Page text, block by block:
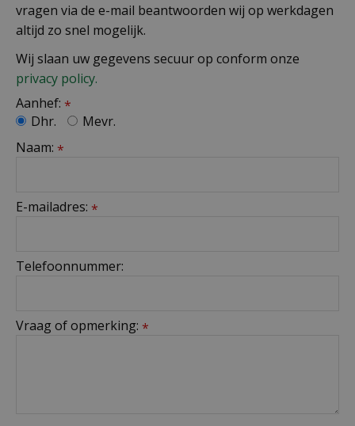
vragen via de e-mail beantwoorden wij op werkdagen
altijd zo snel mogelijk.
Wij slaan uw gegevens secuur op conform onze
privacy policy.
Aanhef: *
Dhr.
Mevr.
Naam: *
E-mailadres: *
Telefoonnummer:
Vraag of opmerking: *